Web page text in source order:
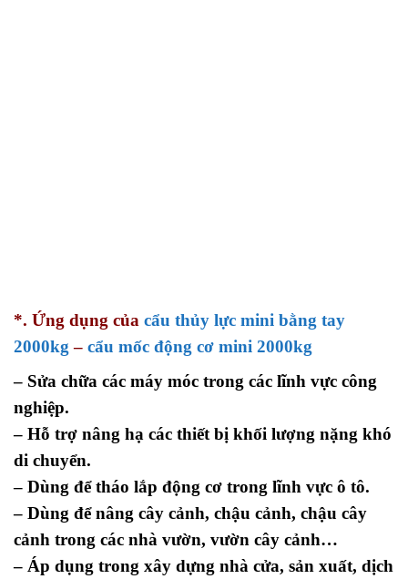
*. Ứng dụng của cẩu thủy lực mini bằng tay
2000kg – cẩu mốc động cơ mini 2000kg
– Sửa chữa các máy móc trong các lĩnh vực công
nghiệp.
– Hỗ trợ nâng hạ các thiết bị khối lượng nặng khó
di chuyển.
– Dùng để tháo lắp động cơ trong lĩnh vực ô tô.
– Dùng để nâng cây cảnh, chậu cảnh, chậu cây
cảnh trong các nhà vườn, vườn cây cảnh…
– Áp dụng trong xây dựng nhà cửa, sản xuất, dịch